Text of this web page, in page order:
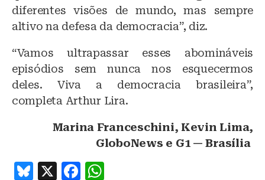
diferentes visões de mundo, mas sempre
altivo na defesa da democracia”, diz.
“Vamos ultrapassar esses abomináveis
episódios sem nunca nos esquecermos
deles. Viva a democracia brasileira”,
completa Arthur Lira.
Marina Franceschini, Kevin Lima,
GloboNews e G1 — Brasília
B
X
F